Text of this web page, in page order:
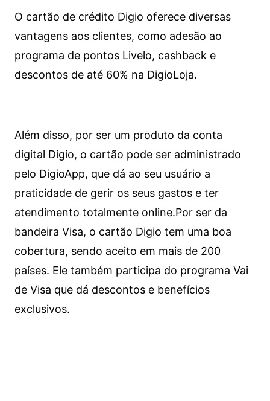
O cartão de crédito Digio oferece diversas
vantagens aos clientes, como adesão ao
programa de pontos Livelo, cashback e
descontos de até 60% na DigioLoja.
Além disso, por ser um produto da conta
digital Digio, o cartão pode ser administrado
pelo DigioApp, que dá ao seu usuário a
praticidade de gerir os seus gastos e ter
atendimento totalmente online.Por ser da
bandeira Visa, o cartão Digio tem uma boa
cobertura, sendo aceito em mais de 200
países. Ele também participa do programa Vai
de Visa que dá descontos e benefícios
exclusivos.